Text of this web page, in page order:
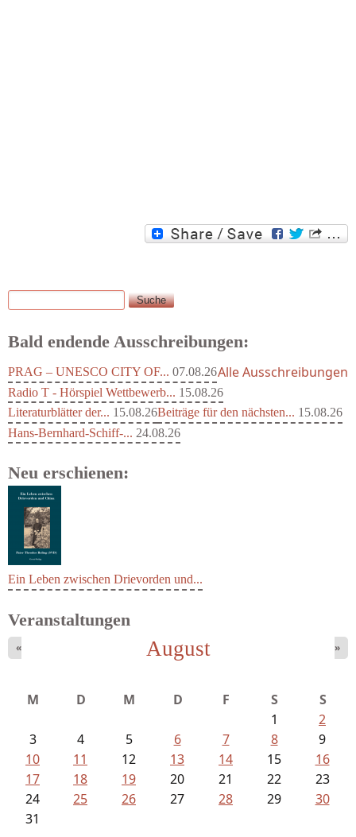
Suchformular
Suche
Bald endende Ausschreibungen:
PRAG – UNESCO CITY OF... 07.08.26
Radio T - Hörspiel Wettbewerb... 15.08.26
Literaturblätter der... 15.08.26Beiträge für den nächsten... 15.08.26
Hans-Bernhard-Schiff-... 24.08.26
Alle Ausschreibungen
Neu erschienen:
Ein Leben zwischen Drievorden und...
Veranstaltungen
August
« »
M D M D F S
S
1
2
3
4 5 6 7 8
9
10
11 12 13 14 15
16
17
18 19 20 21 22
23
24
25 26 27 28 29
30
31